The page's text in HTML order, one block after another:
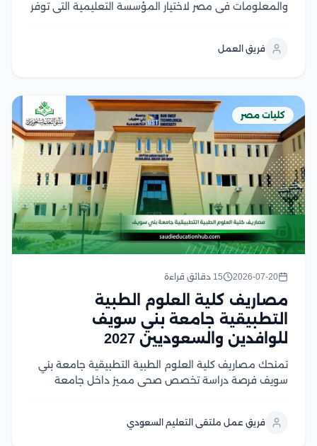
والمعلومات في مصر لاختيار المؤسسة التعليمية التي توفر
البيانات، أصبحت المقارنة بين الكليات من حيث الجودة،...
فريق العمل
كليات مصر
2026-07-20 15 دقائق قراءة
مصاريف كلية العلوم الطبية
التطبيقية جامعة بني سويف
للوافدين والسعوديين 2027
تمنحك مصاريف كلية العلوم الطبية التطبيقية جامعة بني
سويف فرصة دراسة تخصص صحي مميز داخل جامعة
الحديث، وتُعد الكلية خيارًا جذابًا للطلاب الوافدين
فريق عمل ملتقى التعليم السعودي